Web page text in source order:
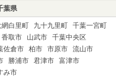
葉県
網白里町 九十九里町
千葉一宮町
香取市 山武市
千葉中央区
佐倉市 柏市 市原市
流山市
勝浦市 君津市
富津市
み市